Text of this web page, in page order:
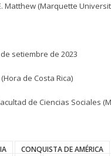
Matthew (Marquette
setiembre de 2023
de Costa Rica)
de Ciencias Sociales
CONQUISTA DE AMÉRICA